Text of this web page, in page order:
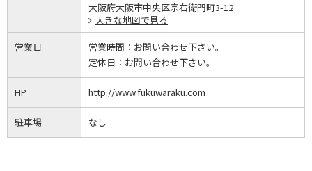
大阪府大阪市中央区宗右衛門町3-12
大きな地図で見る
営業日 営業時間： お問い合わせ下さい。
定休日： お問い合わせ下さい。
HP http://www.fukuwaraku.com
駐車場 なし